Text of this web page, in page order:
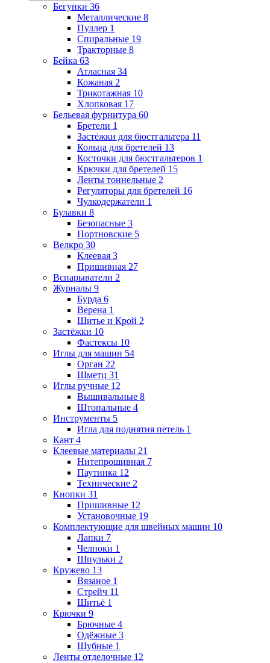
Бегунки 36
Металлические 8
Пуллер 1
Спиральные 19
Тракторные 8
Бейка 63
Атласная 34
Кожаная 2
Трикотажная 10
Хлопковая 17
Бельевая фурнитура 60
Бретели 1
Застёжки для бюстгальтера 11
Кольца для бретелей 13
Косточки для бюстгальтеров 1
Крючки для бретелей 15
Ленты тоннельные 2
Регуляторы для бретелей 16
Чулкодержатели 1
Булавки 8
Безопасные 3
Портновские 5
Велкро 30
Клеевая 3
Пришивная 27
Вспарыватели 2
Журналы 9
Бурда 6
Верена 1
Шитье и Крой 2
Застёжки 10
Фастексы 10
Иглы для машин 54
Орган 22
Шметц 31
Иглы ручные 12
Вышивальные 8
Штопальные 4
Инструменты 5
Игла для поднятия петель 1
Кант 4
Клеевые материалы 21
Нитепрошивная 7
Паутинка 12
Технические 2
Кнопки 31
Пришивные 12
Установочные 19
Комплектующие для швейных машин 10
Лапки 7
Челноки 1
Шпульки 2
Кружево 13
Вязаное 1
Стрейч 11
Шитьё 1
Крючки 9
Брючные 4
Одёжные 3
Шубные 1
Ленты отделочные 12